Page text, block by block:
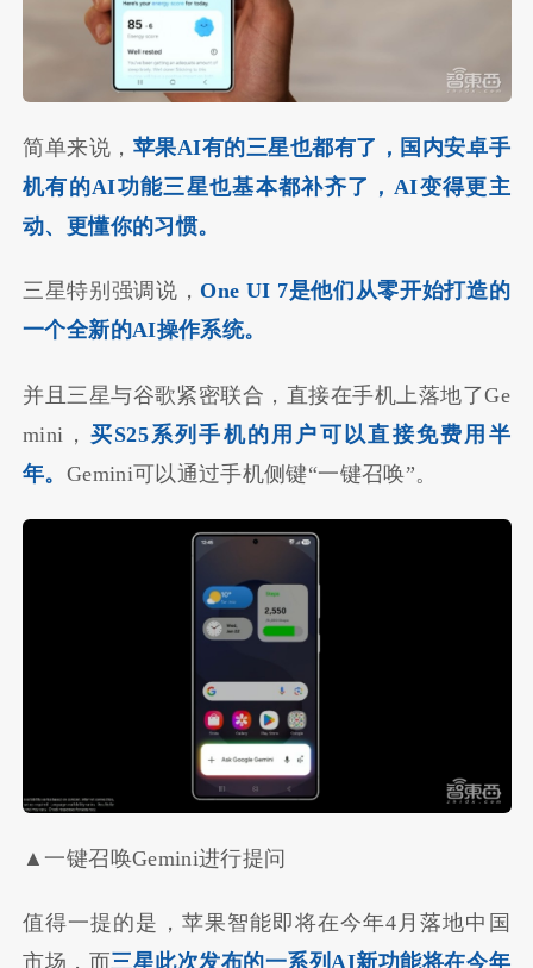
简单来说， 苹果AI有的三星也都有了，国内安卓手
机有的AI功能三星也基本都补齐了，AI变得更主
动、更懂你的习惯。
三星特别强调说， One UI 7是他们从零开始打造的
一个全新的AI操作系统。
并且三星与谷歌紧密联合，直接在手机上落地了Ge
mini， 买S25系列手机的用户可以直接免费用半
年。 Gemini可以通过手机侧键“一键召唤”。
▲一键召唤Gemini进行提问
值得一提的是，苹果智能即将在今年4月落地中国
市场，而三星此次发布的一系列AI新功能将在今年